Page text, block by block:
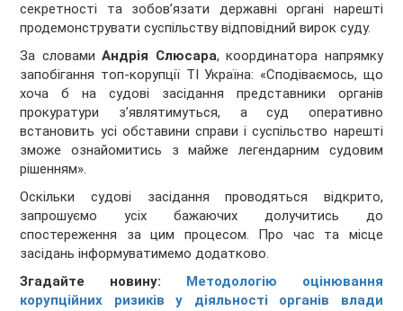
секретності та зобов’язати державні органі нарешті
продемонструвати суспільству відповідний вирок суду.
За словамиАндрія Слюсара, координатора напрямку
запобігання топ-корупції ТІ Україна: «Сподіваємось, що
хоча б на судові засідання представники органів
прокуратури з’являтимуться, а суд оперативно
встановить усі обставини справи і суспільство нарешті
зможе ознайомитись з майже легендарним судовим
рішенням».
Оскільки судові засідання проводяться відкрито,
запрошуємо усіх бажаючих долучитись до
спостереження за цим процесом. Про час та місце
засідань інформуватимемо додатково.
Згадайте новину: Методологію оцінювання
корупційних ризиків у діяльності органів влади